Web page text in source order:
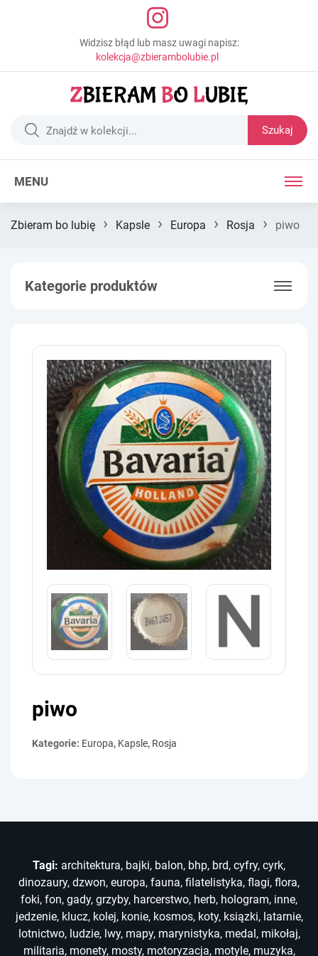
Widzisz błąd lub masz uwagi napisz:
kolekcja@zbierambolubie.pl
Szukaj
MENU
Zbieram bo lubię › Kapsle › Europa › Rosja › piwo
Kategorie produktów
piwo
Kategorie: Europa, Kapsle, Rosja
Tagi: architektura, bajki, balon, bhp, brd, cyfry, cyrk,
dinozaury, dzwon, europa, fauna, filatelistyka, flagi, flora,
foki, fon, gady, grzyby, harcerstwo, herb, hologram, inne,
jedzenie, klucz, kolej, konie, kosmos, koty, ksiązki, latarnie,
lotnictwo, ludzie, lwy, mapy, marynistyka, medal, mikołaj,
militaria, monety, mosty, motoryzacja, motyle, muzyka,